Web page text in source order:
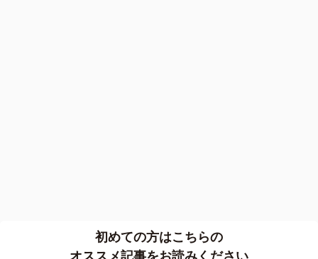
初めての方はこちらの
オススメ記事をお読みください